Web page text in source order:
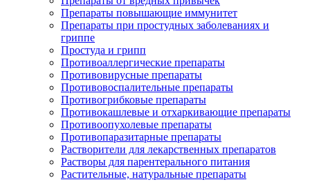
Препараты повышающие иммунитет
Препараты при простудных заболеваниях и
гриппе
Простуда и грипп
Противоаллергические препараты
Противовирусные препараты
Противовоспалительные препараты
Противогрибковые препараты
Противокашлевые и отхаркивающие препараты
Противоопухолевые препараты
Противопаразитарные препараты
Растворители для лекарственных препаратов
Растворы для парентерального питания
Растительные, натуральные препараты